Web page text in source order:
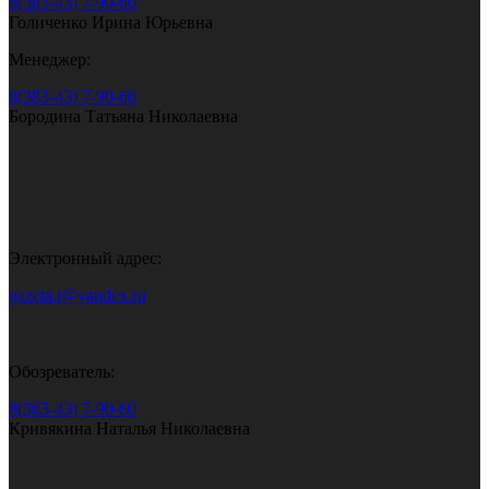
Голиченко Ирина Юрьевна
Менеджер:
8(383-43) 7-90-60
Бородина Татьяна Николаевна
Электронный адрес:
gazeta.i@yandex.ru
Обозреватель:
8(383-43) 7-90-60
Кривякина Наталья Николаевна